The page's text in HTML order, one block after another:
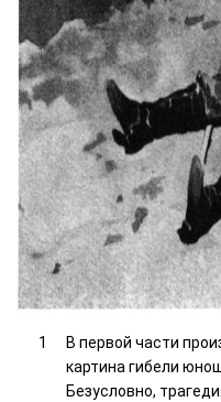
В первой части
картина гибели
Безусловно,